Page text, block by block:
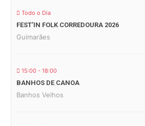
Todo o Dia
FEST’IN FOLK CORREDOURA 2026
Guimarães
15:00 - 18:00
BANHOS DE CANOA
Banhos Velhos